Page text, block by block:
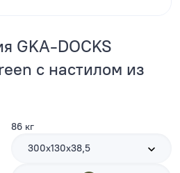
GKA-DOCKS
с настилом из
86 кг
300х130х38,5